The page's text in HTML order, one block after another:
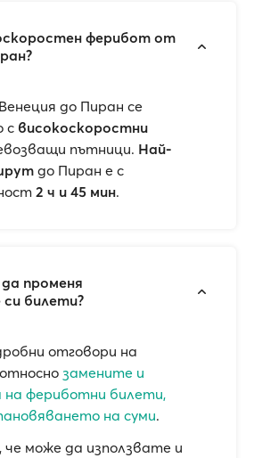
ферибот от
до Пиран се
с високоскоростни
пътници. Най-
до Пиран е с
2 ч и 45 мин.
променя
билети?
отговори на
замените и
на фериботни билети,
на суми.
може да използвате и